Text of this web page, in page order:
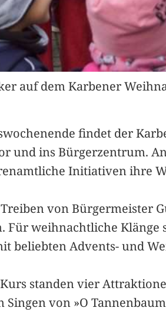
auf dem Karbener
findet der
und ins Bürgerzentrum.
Initiativen ihre
von Bürgermeister
weihnachtliche Klänge
beliebten Advents- und
standen vier
Singen von »O